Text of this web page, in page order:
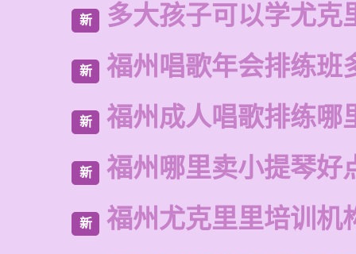
新 多大孩子可以学尤克
新 福州唱歌年会排练班
新 福州成人唱歌排练哪
新 福州哪里卖小提琴好
新 福州尤克里里培训机